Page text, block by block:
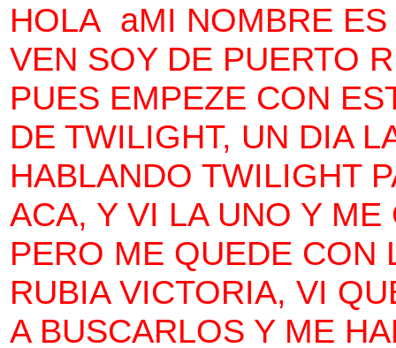
HOLA aMI NOMBRE
VEN SOY DE PUERTO
PUES EMPEZE CON
DE TWILIGHT, UN DIA
HABLANDO TWILIGHT
ACA, Y VI LA UNO Y
PERO ME QUEDE CON
RUBIA VICTORIA, VI
A BUSCARLOS Y ME